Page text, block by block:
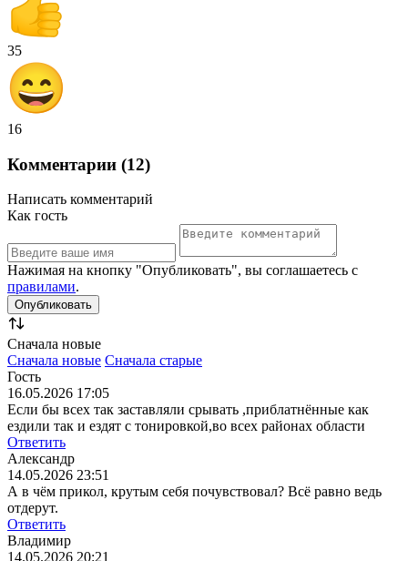
35
16
Комментарии (12)
Написать комментарий
Как гость
Нажимая на кнопку "Опубликовать", вы соглашаетесь с
правилами.
Сначала новые
Сначала новые Сначала старые
Гость
16.05.2026 17:05
Если бы всех так заставляли срывать ,приблатнённые как
ездили так и ездят с тонировкой,во всех районах области
Ответить
Александр
14.05.2026 23:51
А в чём прикол, крутым себя почувствовал? Всё равно ведь
отдерут.
Ответить
Владимир
14.05.2026 20:21